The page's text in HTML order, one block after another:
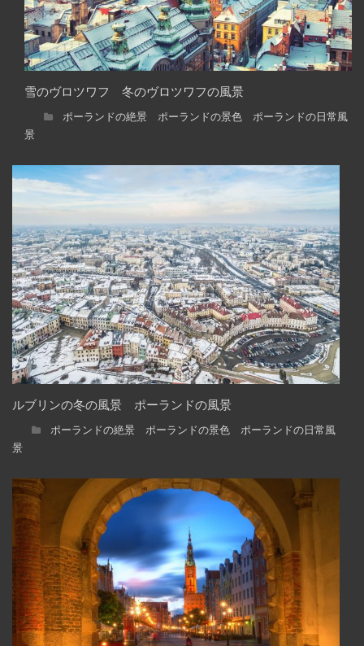
雪のヴロツワフ 冬のヴロツワフの風景
ポーランドの絶景 ポーランドの景色 ポーランドの日常風
景
ルブリンの冬の風景 ポーランドの風景
ポーランドの絶景 ポーランドの景色 ポーランドの日常風
景